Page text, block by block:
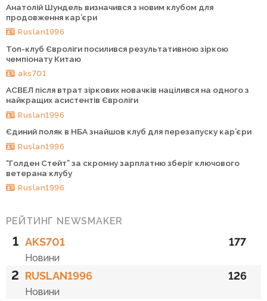
Анатолій Шундель визначився з новим клубом для
продовження кар’єри
Ruslan1996
Топ-клуб Євроліги посилився результативною зіркою
чемпіонату Китаю
aks701
АСВЕЛ після втрат зіркових новачків націлився на одного з
найкращих асистентів Євроліги
Ruslan1996
Єдиний поляк в НБА знайшов клуб для перезапуску кар’єри
Ruslan1996
“Голден Стейт” за скромну зарплатню зберіг ключового
ветерана клубу
Ruslan1996
РЕЙТИНГ NEWSMAKER
1 AKS701
Новини
177
2 RUSLAN1996
Новини
126